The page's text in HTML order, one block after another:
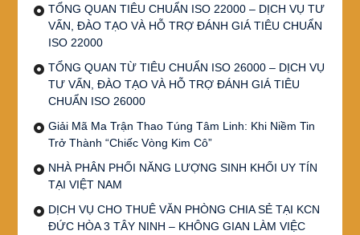
TỔNG QUAN TIÊU CHUẨN ISO 22000 – DỊCH VỤ TƯ
VẤN, ĐÀO TẠO VÀ HỖ TRỢ ĐÁNH GIÁ TIÊU CHUẨN
ISO 22000
TỔNG QUAN TỪ TIÊU CHUẨN ISO 26000 – DỊCH VỤ
TƯ VẤN, ĐÀO TẠO VÀ HỖ TRỢ ĐÁNH GIÁ TIÊU
CHUẨN ISO 26000
Giải Mã Ma Trận Thao Túng Tâm Linh: Khi Niềm Tin
Trở Thành “Chiếc Vòng Kim Cô”
NHÀ PHÂN PHỐI NĂNG LƯỢNG SINH KHỐI UY TÍN
TẠI VIỆT NAM
DỊCH VỤ CHO THUÊ VĂN PHÒNG CHIA SẺ TẠI KCN
ĐỨC HÒA 3 TÂY NINH – KHÔNG GIAN LÀM VIỆC